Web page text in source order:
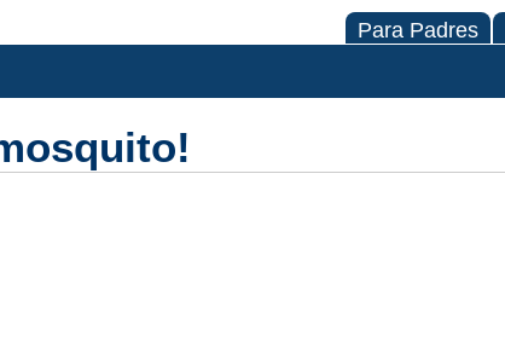
Para Padres